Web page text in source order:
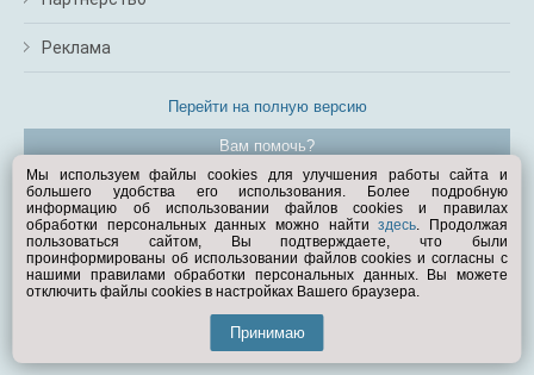
Реклама
Перейти на полную версию
Вам помочь?
© Exist.ru 1998—2026
Мы используем файлы cookies для улучшения работы сайта и
большего удобства его использования. Более подробную
информацию об использовании файлов cookies и правилах
обработки персональных данных можно найтиздесь. Продолжая
пользоваться сайтом, Вы подтверждаете, что были
проинформированы об использовании файлов cookies и согласны с
нашими правилами обработки персональных данных. Вы можете
отключить файлы cookies в настройках Вашего браузера.
Принимаю